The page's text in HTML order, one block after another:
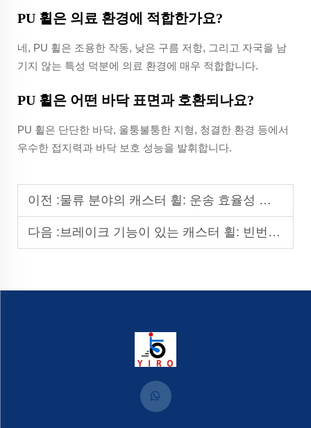
PU 휠은 의료 환경에 적합한가요?
네, PU 휠은 조용한 작동, 낮은 구름 저항, 그리고 자국을 남
기지 않는 특성 덕분에 의료 환경에 매우 적합합니다.
PU 휠은 어떤 바닥 표면과 호환되나요?
PU 휠은 단단한 바닥, 울퉁불퉁한 지형, 청결한 환경 등에서
우수한 접지력과 바닥 보호 성능을 발휘합니다.
이전 :물류 분야의 캐스터 휠: 운송 효율성 향상
다음 : 브레이크 기능이 있는 캐스터 휠: 빈번한 정지-시작 상황에서의 안전 확보